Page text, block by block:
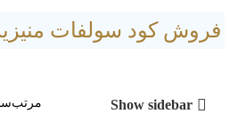
فروش کود سولفات
Show sidebar